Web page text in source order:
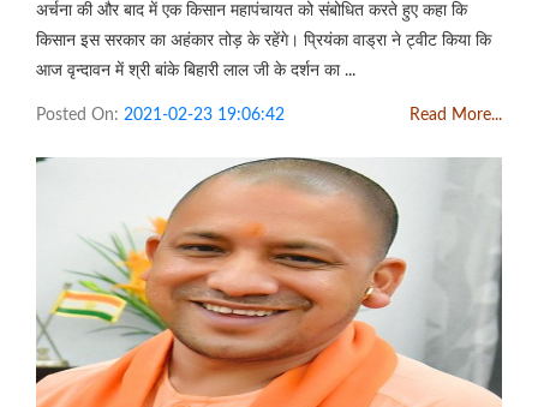
अर्चना की और बाद में एक किसान महापंचायत को संबोधित करते हुए कहा कि
किसान इस सरकार का अहंकार तोड़ के रहेंगे। प्रियंका वाड्रा ने ट्वीट किया कि
आज वृन्दावन में श्री बांके बिहारी लाल जी के दर्शन का ...
Posted On: 2021-02-23 19:06:42 Read More...